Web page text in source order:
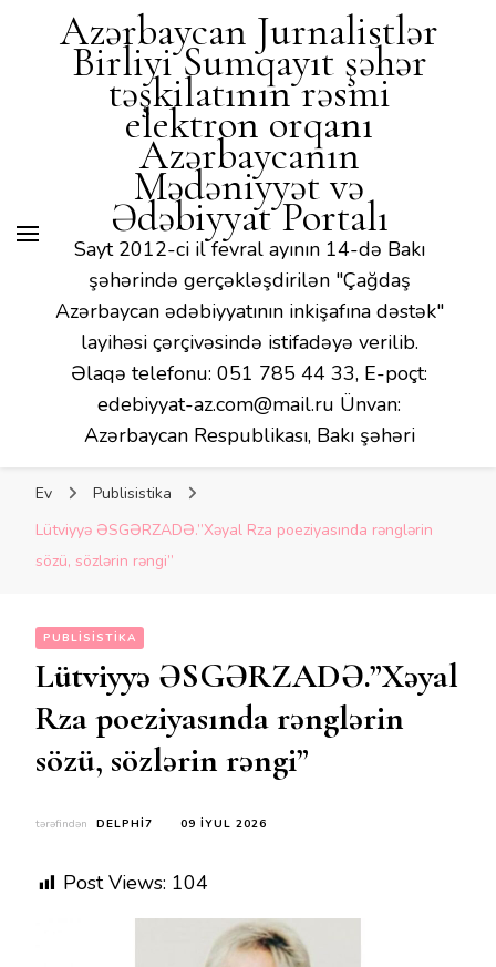
Mədəniyyət və Ədəbiyyat
Portalı
Azərbaycan Jurnalistlər
Birliyi Sumqayıt şəhər
təşkilatının rəsmi
elektron orqanı
Azərbaycanın
Mədəniyyət və
Ədəbiyyat Portalı
Sayt 2012-ci il fevral ayının 14-də Bakı
şəhərində gerçəkləşdirilən "Çağdaş
Azərbaycan ədəbiyyatının inkişafına dəstək"
layihəsi çərçivəsində istifadəyə verilib.
Əlaqə telefonu: 051 785 44 33, E-poçt:
edebiyyat-az.com@mail.ru Ünvan:
Azərbaycan Respublikası, Bakı şəhəri
Ev
Publisistika
Lütviyyə ƏSGƏRZADƏ.”Xəyal Rza poeziyasında rənglərin
sözü, sözlərin rəngi”
PUBLISISTIKA
Lütviyyə ƏSGƏRZADƏ.”Xəyal
Rza poeziyasında rənglərin
sözü, sözlərin rəngi”
tərəfindən DELPHI7 09 İYUL 2026
Post Views: 104